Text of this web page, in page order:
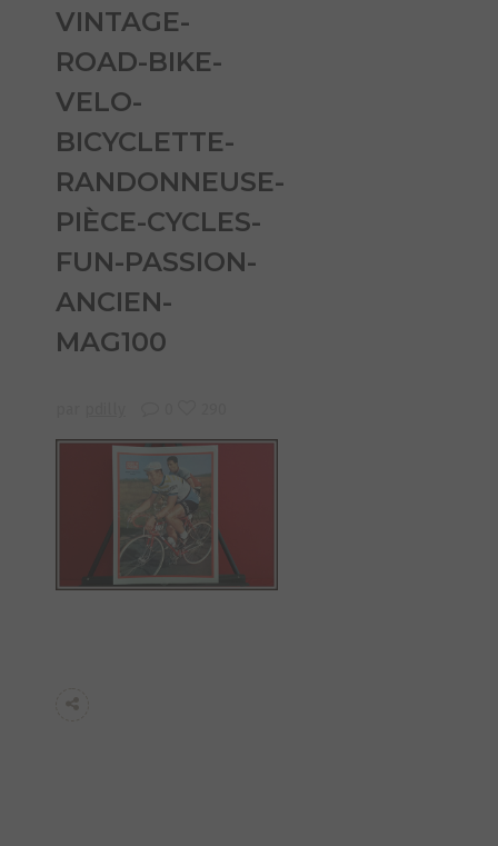
VINTAGE-
ROAD-BIKE-
VELO-
BICYCLETTE-
RANDONNEUSE-
PIÈCE-CYCLES-
FUN-PASSION-
ANCIEN-
MAG100